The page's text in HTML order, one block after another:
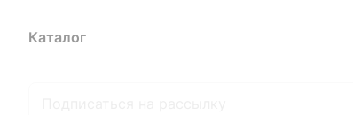
Каталог